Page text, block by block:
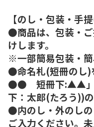
【のし・包装・手
●商品は、包装・
けします。
※一部簡易包装・簡
●命名札(短冊のし)
●● 短冊下:▲▲
下：太郎(たろう))
●内のし・外のし
ご入力ください。